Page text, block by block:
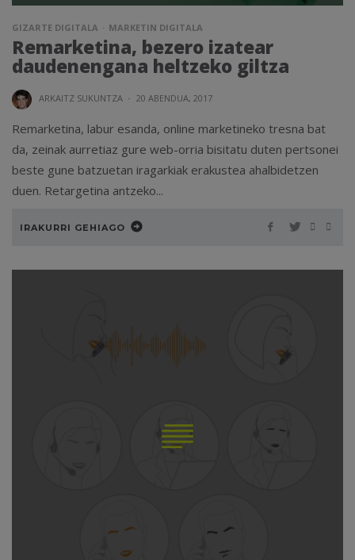
GIZARTE DIGITALA MARKETIN DIGITALA
Remarketina, bezero izatear
daudenengana heltzeko giltza
ARKAITZ SUKUNTZA · 20 ABENDUA, 2017
Remarketina, labur esanda, online marketineko tresna bat
da, zeinak aurretiaz gure web-orria bisitatu duten pertsonei
beste gune batzuetan iragarkiak erakustea ahalbidetzen
duen. Retargetina antzeko...
IRAKURRI GEHIAGO